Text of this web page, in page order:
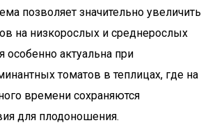
позволяет значительно увеличить
на низкорослых и среднерослых
особенно актуальна при
томатов в теплицах, где на
времени сохраняются
для плодоношения.